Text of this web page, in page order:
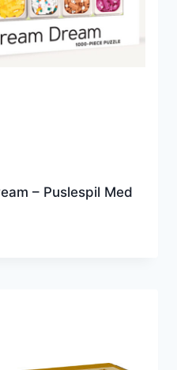
– Puslespil Med